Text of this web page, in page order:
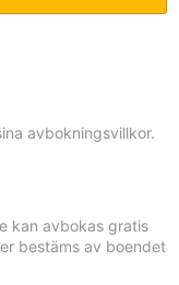
avbokningsvillkor.
kan avbokas gratis
bestäms av boendet